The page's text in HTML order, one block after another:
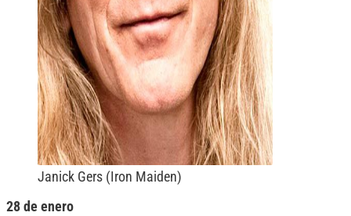
Janick Gers (Iron Maiden)
28 de enero